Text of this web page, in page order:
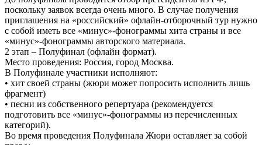
поскольку заявок всегда очень много. В случае получения
приглашения на «российский» офлайн-отборочный тур нужно
с собой иметь все «минус»-фонограммы хита страны и все
«минус»-фонограммы авторского материала.
2 этап – Полуфинал (офлайн формат).
Место проведения: Россия, город Москва.
В Полуфинале участники исполняют:
• хит своей страны (жюри может попросить исполнить лишь
фрагмент)
• песни из собственного репертуара (рекомендуется
подготовить все «минус»-фонограммы из перечисленных
категорий).
Во время проведения Полуфинала Жюри оставляет за собой